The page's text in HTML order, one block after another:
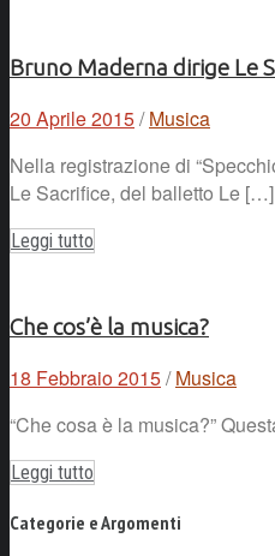
Bruno Maderna dirige Le
20 Aprile 2015/ Musica
Nella registrazione di
Le Sacrifice, del balletto Le […]
Leggi tutto
Che cos’è la musica?
18 Febbraio 2015/ Musica
“Che cosa è la musica?”
Leggi tutto
Categorie e Argomenti